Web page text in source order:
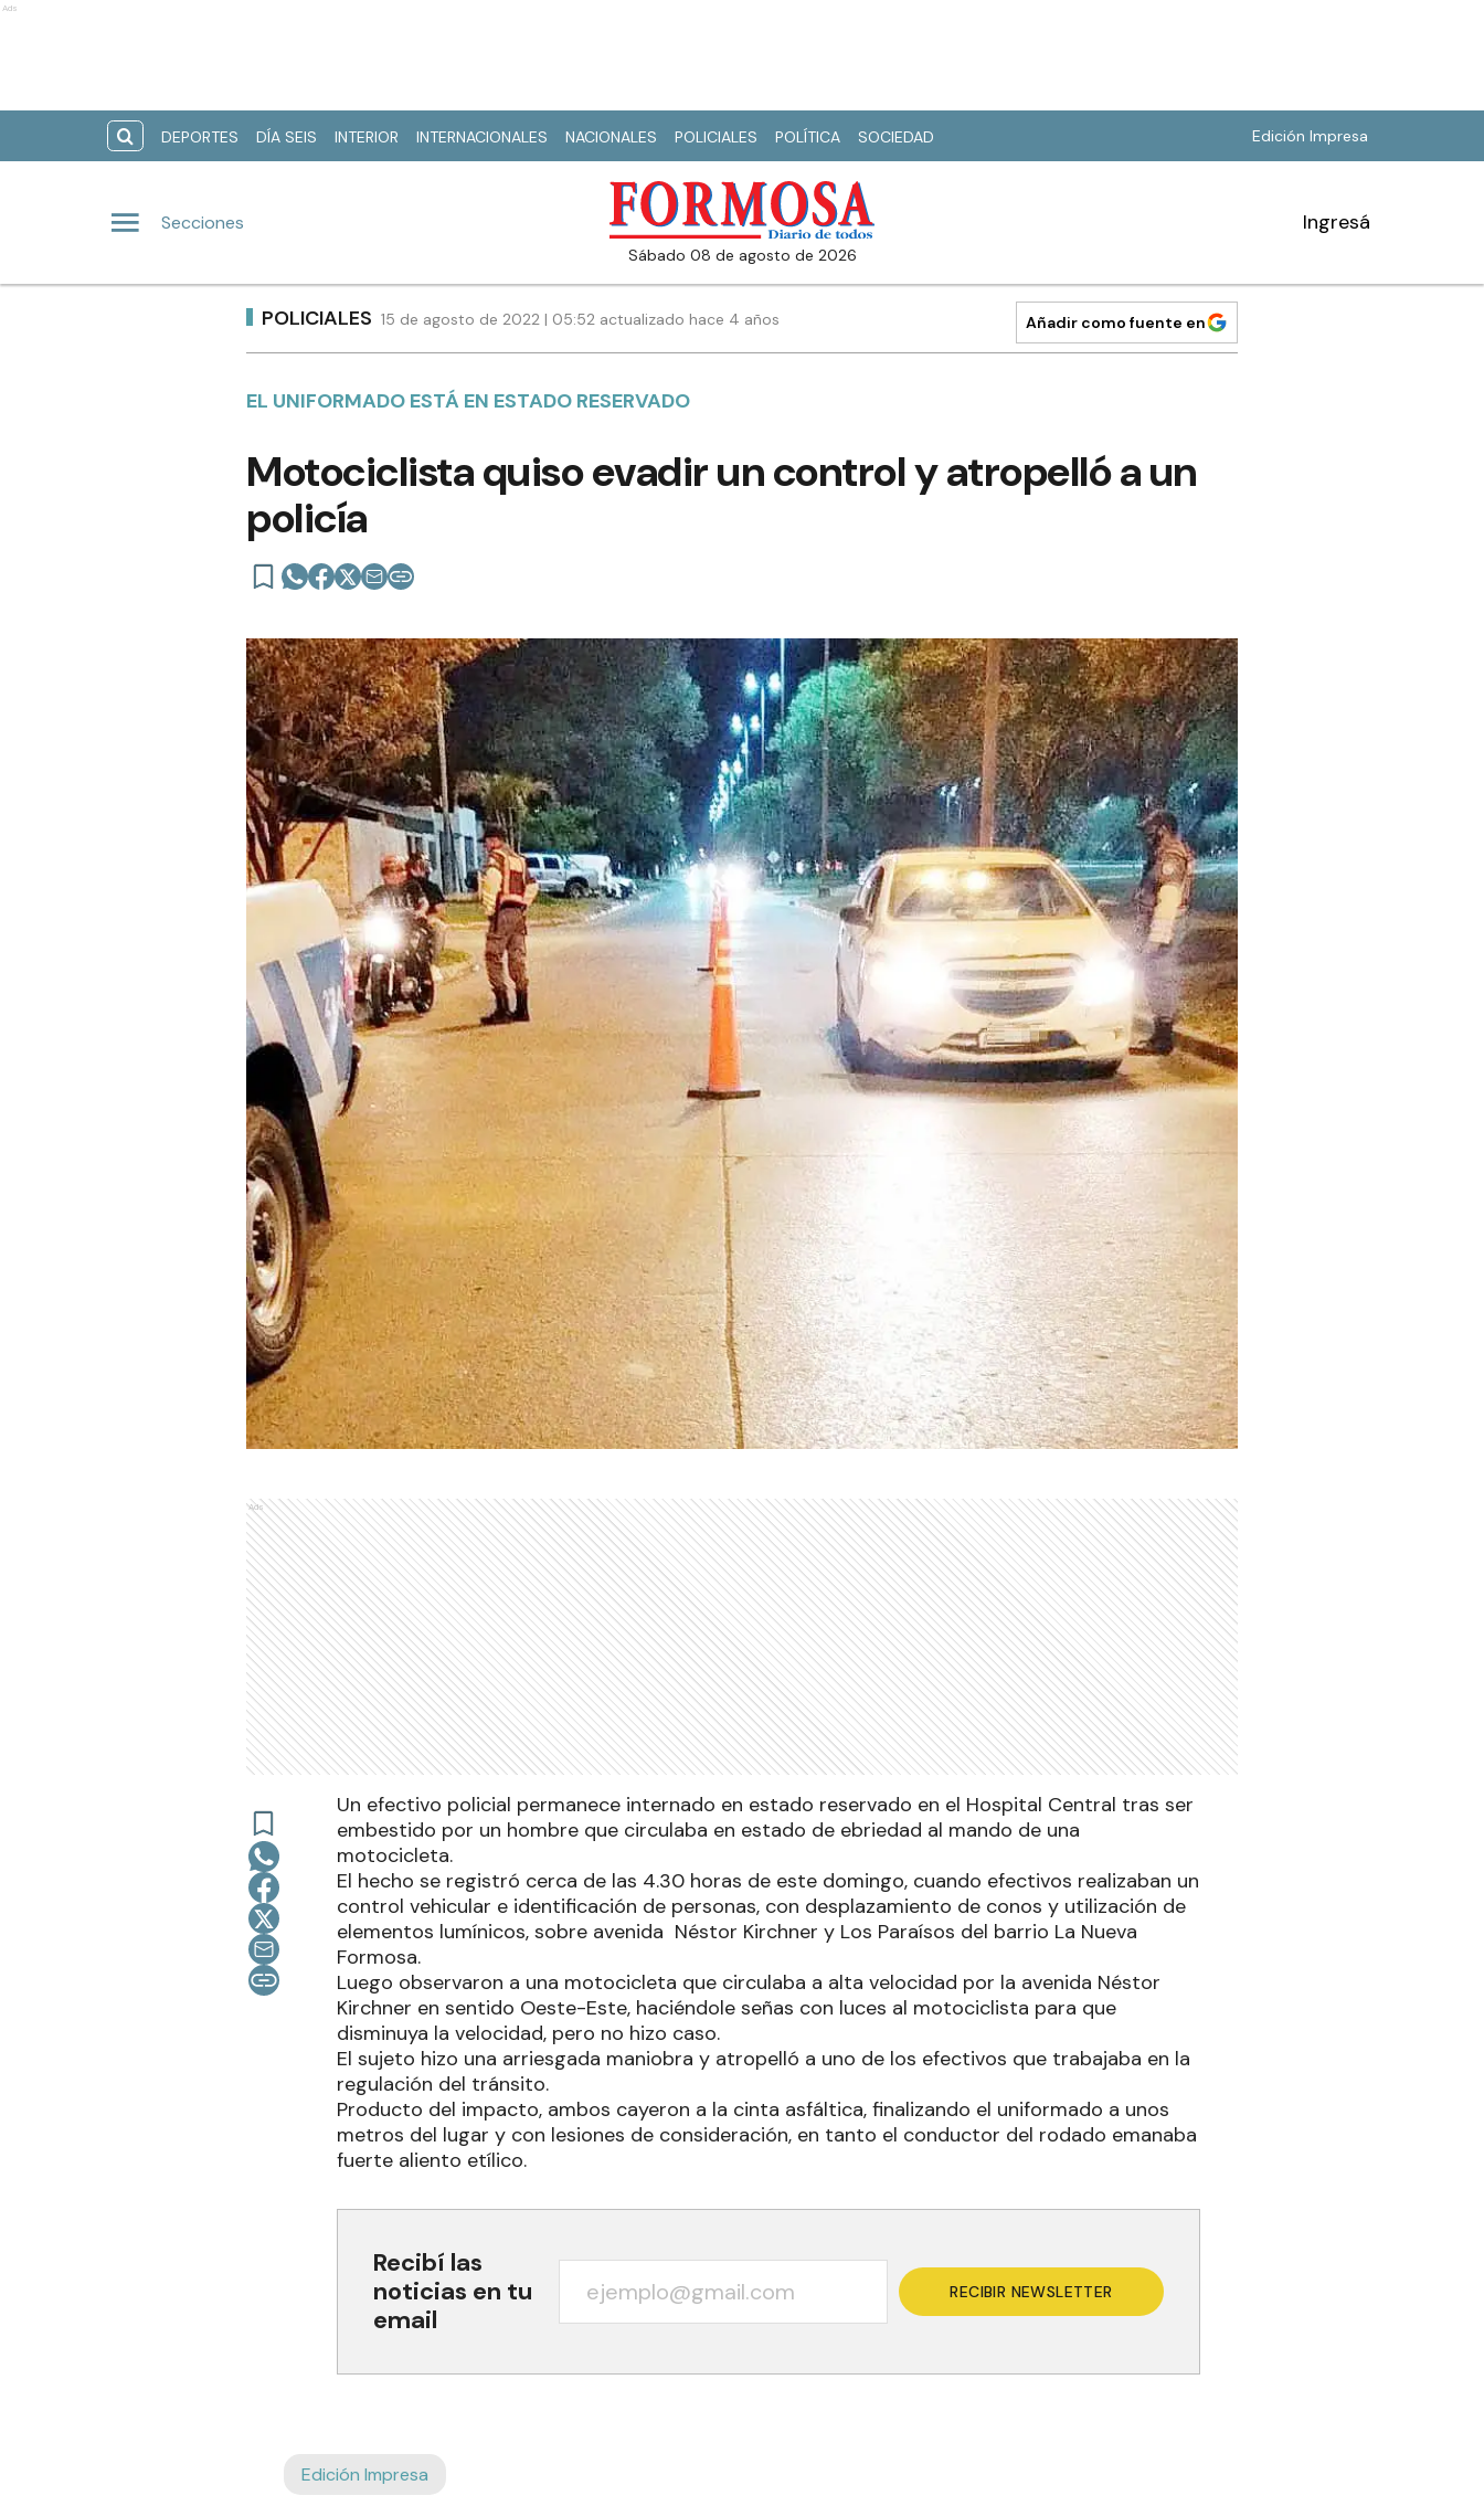
Ads
DEPORTES DÍA SEIS INTERIOR INTERNACIONALES NACIONALES POLICIALES POLÍTICA SOCIEDAD Edición Impresa
Secciones
sábado 08 de agosto de 2026
Ingresá
POLICIALES 15 de agosto de 2022 | 05:52 actualizado hace 4 años Añadir como fuente en
EL UNIFORMADO ESTÁ EN ESTADO RESERVADO
Motociclista quiso evadir un control y atropelló a un
policía
Ads
Un efectivo policial permanece internado en estado reservado en el Hospital Central tras ser
embestido por un hombre que circulaba en estado de ebriedad al mando de una
motocicleta.
El hecho se registró cerca de las 4.30 horas de este domingo, cuando efectivos realizaban un
control vehicular e identificación de personas, con desplazamiento de conos y utilización de
elementos lumínicos, sobre avenida Néstor Kirchner y Los Paraísos del barrio La Nueva
Formosa.
Luego observaron a una motocicleta que circulaba a alta velocidad por la avenida Néstor
Kirchner en sentido Oeste-Este, haciéndole señas con luces al motociclista para que
disminuya la velocidad, pero no hizo caso.
El sujeto hizo una arriesgada maniobra y atropelló a uno de los efectivos que trabajaba en la
regulación del tránsito.
Producto del impacto, ambos cayeron a la cinta asfáltica, finalizando el uniformado a unos
metros del lugar y con lesiones de consideración, en tanto el conductor del rodado emanaba
fuerte aliento etílico.
Recibí las
noticias en tu
email
RECIBIR NEWSLETTER
Edición Impresa